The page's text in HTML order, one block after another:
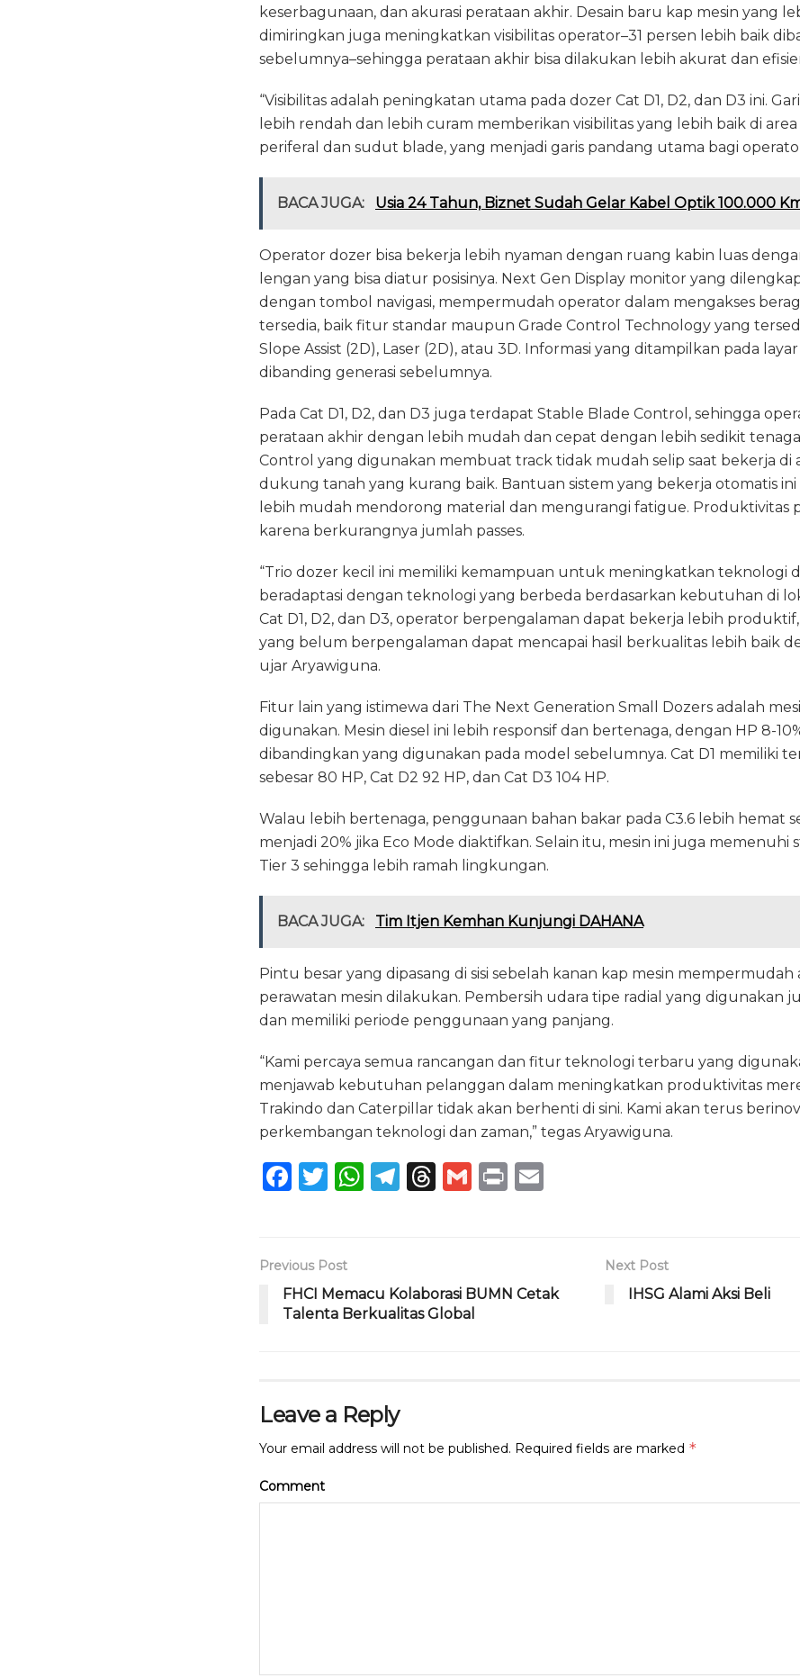
keserbagunaan, dan akurasi perataan akhir. Desain baru kap mesin yang
dimiringkan juga meningkatkan visibilitas operator–31 persen lebih baik
sebelumnya–sehingga perataan akhir bisa dilakukan lebih akurat dan
“Visibilitas adalah peningkatan utama pada dozer Cat D1, D2, dan D3 ini.
lebih rendah dan lebih curam memberikan visibilitas yang lebih baik di
periferal dan sudut blade, yang menjadi garis pandang utama bagi
BACA JUGA: Usia 24 Tahun, Biznet Sudah Gelar Kabel Optik 100.000
Operator dozer bisa bekerja lebih nyaman dengan ruang kabin luas
lengan yang bisa diatur posisinya. Next Gen Display monitor yang
dengan tombol navigasi, mempermudah operator dalam mengakses
tersedia, baik fitur standar maupun Grade Control Technology yang
Slope Assist (2D), Laser (2D), atau 3D. Informasi yang ditampilkan pada
dibanding generasi sebelumnya.
Pada Cat D1, D2, dan D3 juga terdapat Stable Blade Control, sehingga
perataan akhir dengan lebih mudah dan cepat dengan lebih sedikit
Control yang digunakan membuat track tidak mudah selip saat bekerja di
dukung tanah yang kurang baik. Bantuan sistem yang bekerja otomatis
lebih mudah mendorong material dan mengurangi fatigue. Produktivitas
karena berkurangnya jumlah passes.
“Trio dozer kecil ini memiliki kemampuan untuk meningkatkan teknologi
beradaptasi dengan teknologi yang berbeda berdasarkan kebutuhan di
Cat D1, D2, dan D3, operator berpengalaman dapat bekerja lebih
yang belum berpengalaman dapat mencapai hasil berkualitas lebih baik
ujar Aryawiguna.
Fitur lain yang istimewa dari The Next Generation Small Dozers adalah
digunakan. Mesin diesel ini lebih responsif dan bertenaga, dengan HP 8-
dibandingkan yang digunakan pada model sebelumnya. Cat D1 memiliki
sebesar 80 HP, Cat D2 92 HP, dan Cat D3 104 HP.
Walau lebih bertenaga, penggunaan bahan bakar pada C3.6 lebih hemat
menjadi 20% jika Eco Mode diaktifkan. Selain itu, mesin ini juga memenuhi
Tier 3 sehingga lebih ramah lingkungan.
BACA JUGA: Tim Itjen Kemhan Kunjungi DAHANA
Pintu besar yang dipasang di sisi sebelah kanan kap mesin mempermudah
perawatan mesin dilakukan. Pembersih udara tipe radial yang digunakan
dan memiliki periode penggunaan yang panjang.
“Kami percaya semua rancangan dan fitur teknologi terbaru yang
menjawab kebutuhan pelanggan dalam meningkatkan produktivitas
Trakindo dan Caterpillar tidak akan berhenti di sini. Kami akan terus
perkembangan teknologi dan zaman,” tegas Aryawiguna.
F
e
b
o
T
te
r
W
A
p
T
ra
m
T
d
s
G P
Previous Post
FHCI Memacu Kolaborasi BUMN Cetak
Talenta Berkualitas Global
Next Post
IHSG Alami Aksi Beli
Leave a Reply
Your email address will not be published. Required fields are marked *
Comment